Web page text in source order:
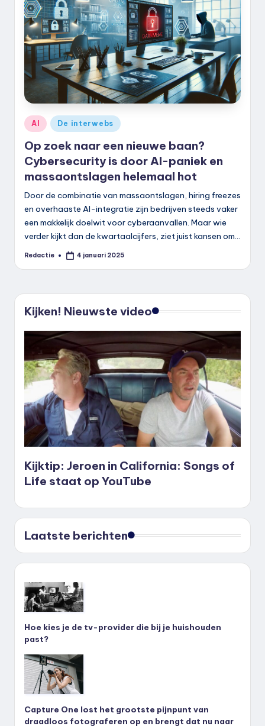
Geplaatst
in
AI De interwebs
Op zoek naar een nieuwe baan?
Cybersecurity is door AI-paniek en
massaontslagen helemaal hot
Door de combinatie van massaontslagen, hiring freezes
en overhaaste AI-integratie zijn bedrijven steeds vaker
een makkelijk doelwit voor cyberaanvallen. Maar wie
verder kijkt dan de kwartaalcijfers, ziet juist kansen om…
Geplaatst
Redactie 4 januari 2025
Kijken! Nieuwste video
Kijktip: Jeroen in California: Songs of
Life staat op YouTube
Laatste berichten
Hoe kies je de tv-provider die bij je huishouden
past?
Capture One lost het grootste pijnpunt van
draadloos fotograferen op en brengt dat nu naar